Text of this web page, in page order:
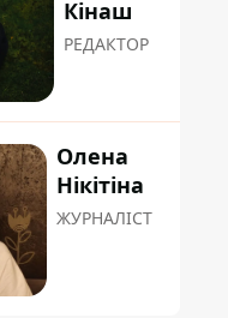
Кінаш
РЕДАКТОР
Олена
Нікітіна
ЖУРНАЛІСТ